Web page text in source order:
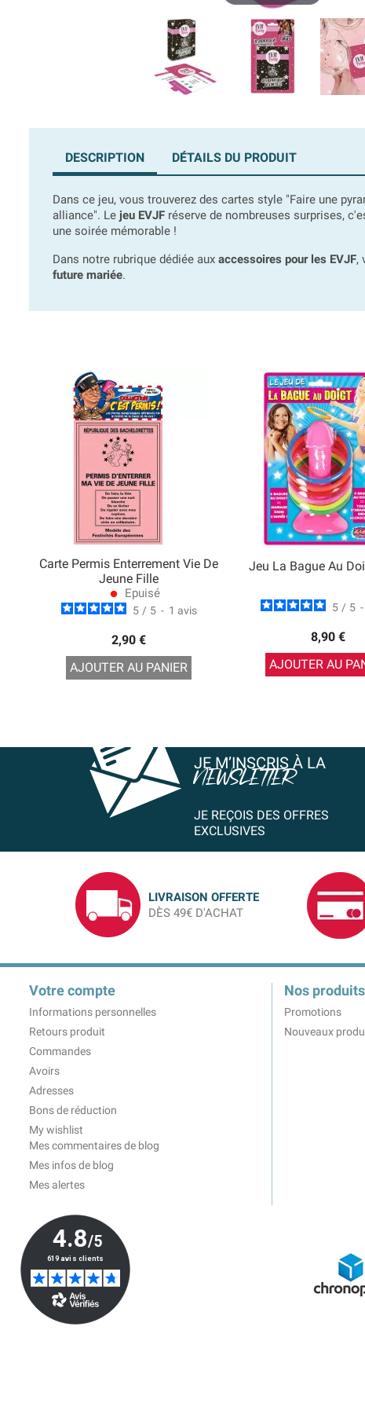
DESCRIPTION DÉTAILS DU PRODUIT
Dans ce jeu, vous trouverez des cartes style "Faire une
alliance". Le jeu EVJF réserve de nombreuses surprises,
une soirée mémorable !
Dans notre rubrique dédiée aux accessoires pour les EVJF,
future mariée.
Carte Permis Enterrement Vie De
Jeune Fille
lens Epuisé
5 / 5 - 1 avis
2,90 €
AJOUTER AU PANIER
Jeu La Bague Au
5 / 5 -
8,90 €
AJOUTER AU
JE M’INSCRIS À LA
NEWSLETTER
JE REÇOIS DES OFFRES
EXCLUSIVES
LIVRAISON OFFERTE
DÈS 49€ D'ACHAT
Votre compte
Informations personnelles
Retours produit
Commandes
Avoirs
Adresses
Bons de réduction
My wishlist
Mes commentaires de blog
Mes infos de blog
Mes alertes
Nos produits
Promotions
Nouveaux